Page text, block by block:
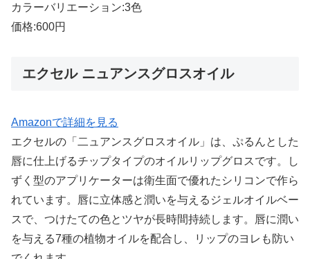
カラーバリエーション:3色
価格:600円
エクセル ニュアンスグロスオイル
Amazonで詳細を見る
エクセルの「二ュアンスグロスオイル」は、ぷるんとした
唇に仕上げるチップタイプのオイルリップグロスです。し
ずく型のアプリケーターは衛生面で優れたシリコンで作ら
れています。唇に立体感と潤いを与えるジェルオイルベー
スで、つけたての色とツヤが長時間持続します。唇に潤い
を与える7種の植物オイルを配合し、リップのヨレも防い